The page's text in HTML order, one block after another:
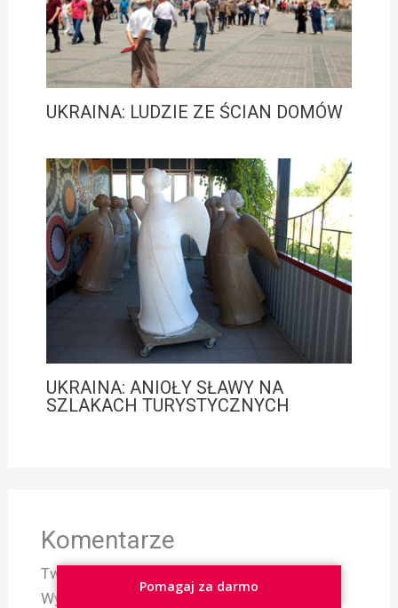
UKRAINA: LUDZIE ZE ŚCIAN DOMÓW
UKRAINA: ANIOŁY SŁAWY NA
SZLAKACH TURYSTYCZNYCH
Komentarze
Twój adres email nie zostanie opublikowany.
Wymagane pola są oznaczone
Pomagaj za darmo